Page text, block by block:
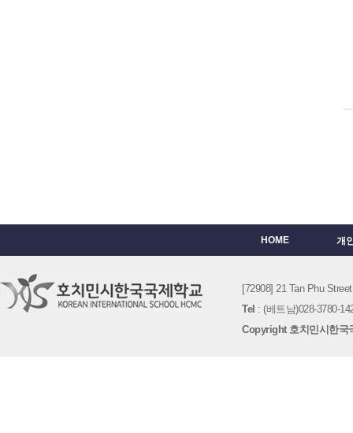
HOME 개
[72908] 21 Tan Phu
Tel : (베트남)028-3780-
Copyright 호치민시한국